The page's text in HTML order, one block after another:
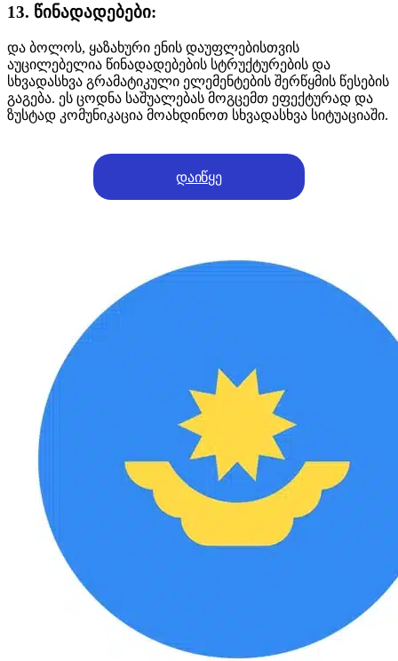
13. წინადადებები:
და ბოლოს, ყაზახური ენის დაუფლებისთვის
აუცილებელია წინადადებების სტრუქტურების და
სხვადასხვა გრამატიკული ელემენტების შერწყმის წესების
გაგება. ეს ცოდნა საშუალებას მოგცემთ ეფექტურად და
ზუსტად კომუნიკაცია მოახდინოთ სხვადასხვა სიტუაციაში.
დაიწყე